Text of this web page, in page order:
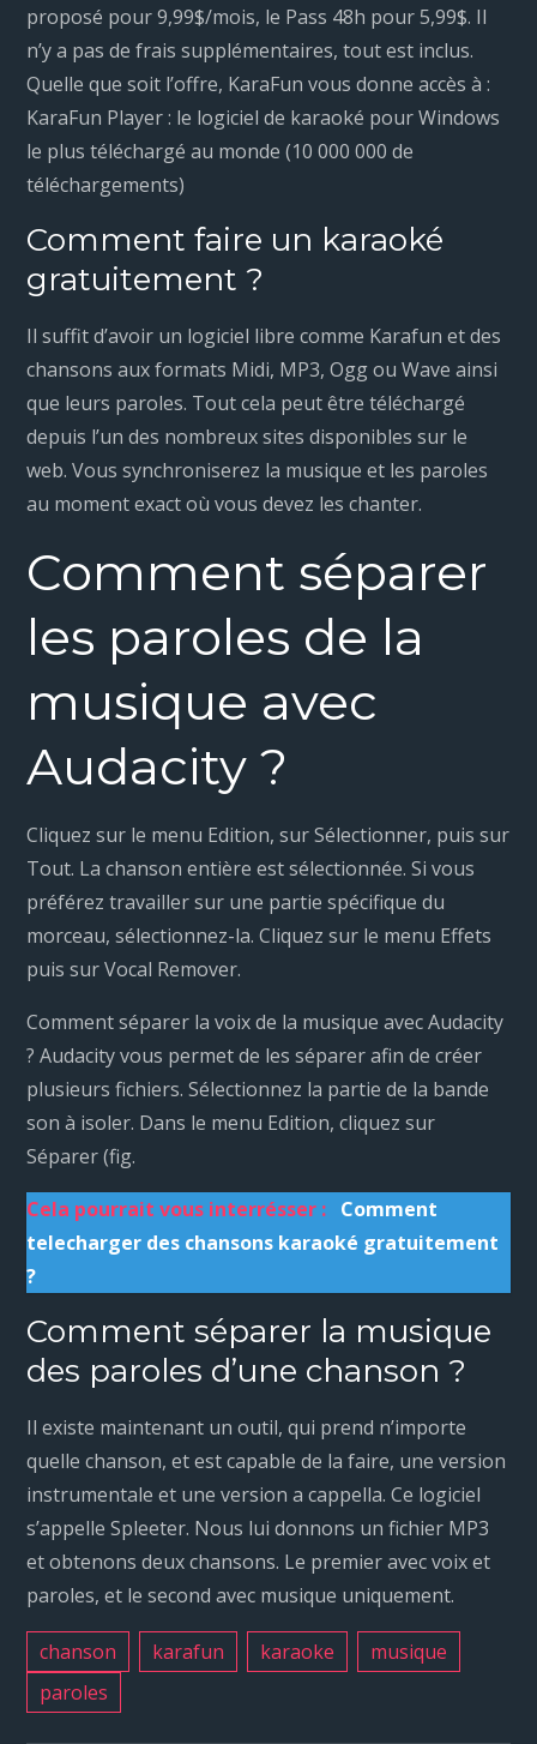
proposé pour 9,99$/mois, le Pass 48h pour 5,99$. Il
n’y a pas de frais supplémentaires, tout est inclus.
Quelle que soit l’offre, KaraFun vous donne accès à :
KaraFun Player : le logiciel de karaoké pour Windows
le plus téléchargé au monde (10 000 000 de
téléchargements)
Comment faire un karaoké
gratuitement ?
Il suffit d’avoir un logiciel libre comme Karafun et des
chansons aux formats Midi, MP3, Ogg ou Wave ainsi
que leurs paroles. Tout cela peut être téléchargé
depuis l’un des nombreux sites disponibles sur le
web. Vous synchroniserez la musique et les paroles
au moment exact où vous devez les chanter.
Comment séparer
les paroles de la
musique avec
Audacity ?
Cliquez sur le menu Edition, sur Sélectionner, puis sur
Tout. La chanson entière est sélectionnée. Si vous
préférez travailler sur une partie spécifique du
morceau, sélectionnez-la. Cliquez sur le menu Effets
puis sur Vocal Remover.
Comment séparer la voix de la musique avec Audacity
? Audacity vous permet de les séparer afin de créer
plusieurs fichiers. Sélectionnez la partie de la bande
son à isoler. Dans le menu Edition, cliquez sur
Séparer (fig.
Cela pourrait vous interrésser : Comment
telecharger des chansons karaoké gratuitement
?
Comment séparer la musique
des paroles d’une chanson ?
Il existe maintenant un outil, qui prend n’importe
quelle chanson, et est capable de la faire, une version
instrumentale et une version a cappella. Ce logiciel
s’appelle Spleeter. Nous lui donnons un fichier MP3
et obtenons deux chansons. Le premier avec voix et
paroles, et le second avec musique uniquement.
chanson karafun karaoke
musique
paroles